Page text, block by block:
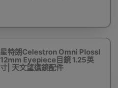
星特朗Celestron Omni Plossl
12mm Eyepiece目鏡 1.25英
寸| 天文望遠鏡配件